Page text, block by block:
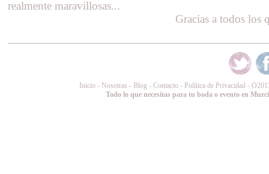
realmente maravillosas...
Gracias a todos los
Inicio- Nosotras - Blog- Contacto- Política de Privacidad- Ó
Todo lo que necesitas para tu boda o evento en